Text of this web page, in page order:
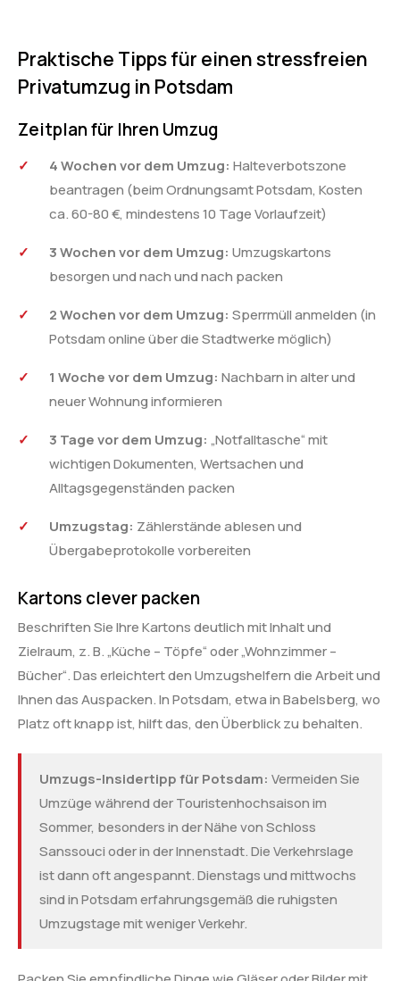
Praktische Tipps für einen stressfreien
Privatumzug in Potsdam
Zeitplan für Ihren Umzug
4 Wochen vor dem Umzug: Halteverbotszone
beantragen (beim Ordnungsamt Potsdam, Kosten
ca. 60-80 €, mindestens 10 Tage Vorlaufzeit)
3 Wochen vor dem Umzug: Umzugskartons
besorgen und nach und nach packen
2 Wochen vor dem Umzug: Sperrmüll anmelden (in
Potsdam online über die Stadtwerke möglich)
1 Woche vor dem Umzug: Nachbarn in alter und
neuer Wohnung informieren
3 Tage vor dem Umzug: „Notfalltasche“ mit
wichtigen Dokumenten, Wertsachen und
Alltagsgegenständen packen
Umzugstag: Zählerstände ablesen und
Übergabeprotokolle vorbereiten
Kartons clever packen
Beschriften Sie Ihre Kartons deutlich mit Inhalt und
Zielraum, z. B. „Küche – Töpfe“ oder „Wohnzimmer –
Bücher“. Das erleichtert den Umzugshelfern die Arbeit und
Ihnen das Auspacken. In Potsdam, etwa in Babelsberg, wo
Platz oft knapp ist, hilft das, den Überblick zu behalten.
Umzugs-Insidertipp für Potsdam: Vermeiden Sie
Umzüge während der Touristenhochsaison im
Sommer, besonders in der Nähe von Schloss
Sanssouci oder in der Innenstadt. Die Verkehrslage
ist dann oft angespannt. Dienstags und mittwochs
sind in Potsdam erfahrungsgemäß die ruhigsten
Umzugstage mit weniger Verkehr.